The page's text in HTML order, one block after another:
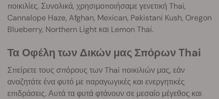
ποικιλίες. Συνολικά, χρησιμοποιήσαμε γενετική Thai,
Cannalope Haze, Afghan, Mexican, Pakistani Kush, Oregon
Blueberry, Northern Light και Lemon Thai.
Τα Οφέλη των Δικών μας Σπόρων Thai
Σπείρετε τους σπόρους των Thai ποικιλιών μας, εάν
αναζητάτε ένα φυτό με παραγωγικές και ενεργητικές
επιδράσεις. Αυτά τα φυτά φτάνουν σε μεσαίο μέγεθος και